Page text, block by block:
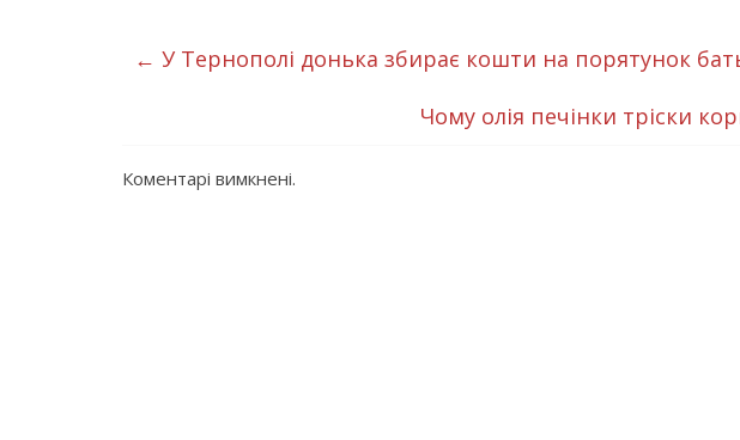
← У Тернополі донька збирає кошти на порятунок
Чому олія печінки тріски
Коментарі вимкнені.